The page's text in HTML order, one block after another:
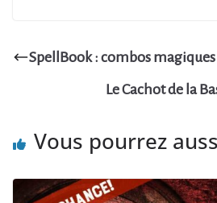
SpellBook : combos magiques
Le Cachot de la
Vous pourrez